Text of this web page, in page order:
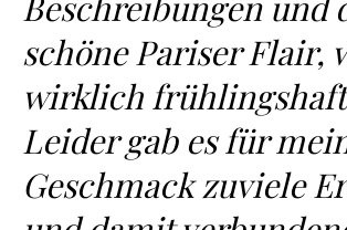
schöne Pariser Flair,
wirklich
Leider gab es für
Geschmack zuviele